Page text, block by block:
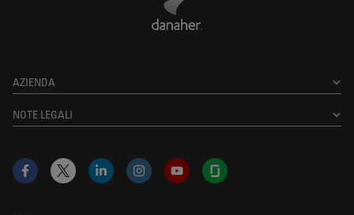
AZIENDA
NOTE LEGALI
Facebook
X LinkedInInstagramYouTubeGlassdoor